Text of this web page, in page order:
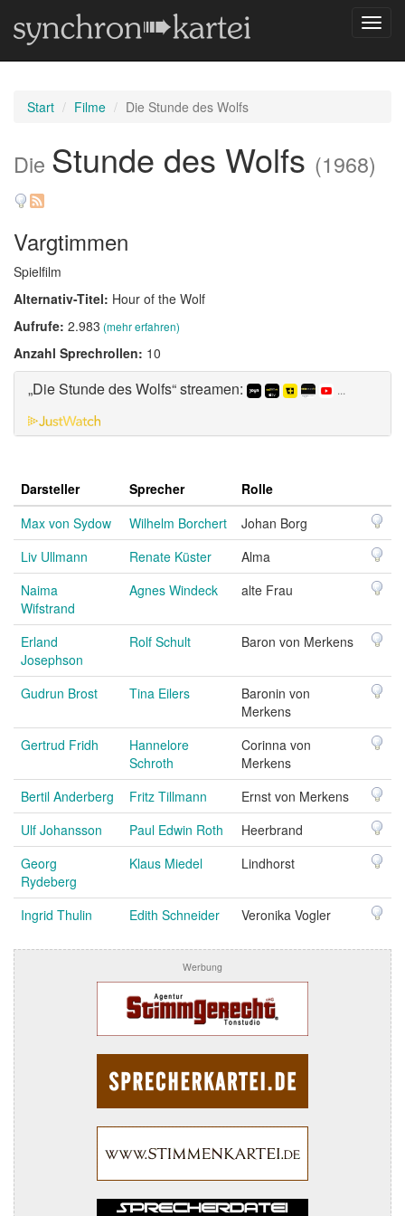
Start Filme Die Stunde des Wolfs
Die Stunde des Wolfs (1968)
Vargtimmen
Spielfilm
Alternativ-Titel: Hour of the Wolf
Aufrufe: 2.983 (mehr erfahren)
Anzahl Sprechrollen: 10
„Die Stunde des Wolfs“ streamen: ...
Darsteller Sprecher
Rolle
Max von Sydow
Wilhelm Borchert
Johan Borg
Liv Ullmann
Renate Küster
Alma
Naima
Wifstrand
Agnes Windeck alte Frau
Erland
Josephson
Rolf Schult Baron von Merkens
Gudrun Brost Tina Eilers
Baronin von
Merkens
Gertrud Fridh
Hannelore
Schroth
Corinna von
Merkens
Bertil Anderberg
Fritz Tillmann
Ernst von Merkens
Ulf Johansson
Paul Edwin Roth
Heerbrand
Georg
Rydeberg
Klaus Miedel Lindhorst
Ingrid Thulin Edith Schneider Veronika Vogler
Werbung